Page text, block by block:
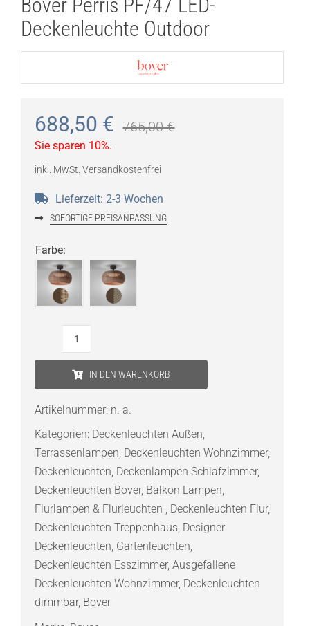
Bover Perris PF/47 LED-
Deckenleuchte Outdoor
688,50 € 765,00€
Sie sparen 10%.
inkl. MwSt. Versandkostenfrei
Lieferzeit: 2-3 Wochen
SOFORTIGE PREISANPASSUNG
Farbe:
Outdoor
Menge
IN DEN WARENKORB
Artikelnummer: n. a.
Kategorien: Deckenleuchten Außen,
Terrassenlampen, Deckenleuchten Wohnzimmer,
Deckenleuchten, Deckenlampen Schlafzimmer,
Deckenleuchten Bover, Balkon Lampen,
Flurlampen & Flurleuchten , Deckenleuchten Flur,
Deckenleuchten Treppenhaus, Designer
Deckenleuchten, Gartenleuchten,
Deckenleuchten Esszimmer, Ausgefallene
Deckenleuchten Wohnzimmer, Deckenleuchten
dimmbar, Bover